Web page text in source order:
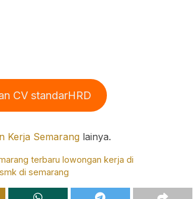
CV standarHRD
Kerja Semarang lainya.
terbaru lowongan kerja di
di semarang